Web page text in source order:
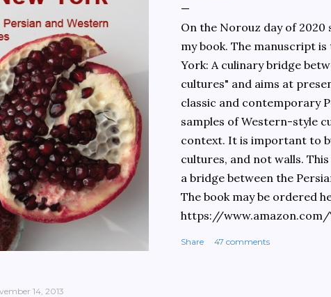
On the Norouz day of 2020
my book. The manuscript
York: A culinary bridge
cultures" and aims at
classic and contemporary
samples of Western-style
context. It is important to
cultures, and not walls.
a bridge between the
The book may be ordered
https://
Share 47 comments
14, 2013